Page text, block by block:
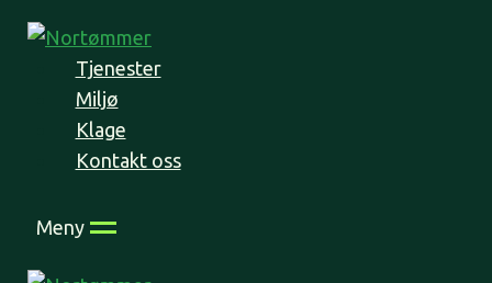
Tjenester
Miljø
Klage
Kontakt oss
Meny